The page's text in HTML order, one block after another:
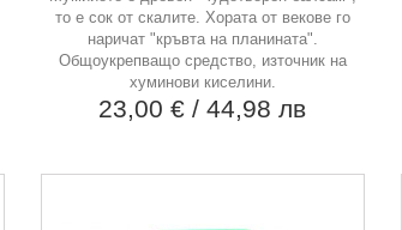
то е сок от скалите. Хората от векове го
наричат "кръвта на планината".
Общоукрепващо средство, източник на
хуминови киселини.
23,00 €/ 44,98 лв